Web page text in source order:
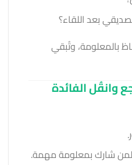
بعد اللقاء؟
بالمعلومة، وتُبقي
شارك بمعلومة مهمة.